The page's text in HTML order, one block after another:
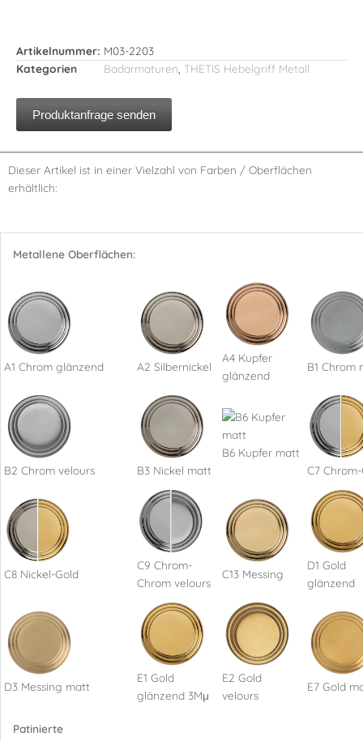
Artikelnummer: M03-2203
Kategorien
Badarmaturen, THETIS Hebelgriff Metall
Produktanfrage senden
Dieser Artikel ist in einer Vielzahl von Farben / Oberflächen
erhältlich:
Metallene Oberflächen:
A1 Chrom glänzend A2 Silbernickel
A4 Kupfer
glänzend
B1 Chrom
B2 Chrom velours B3 Nickel matt
B6 Kupfer matt
C7
C8 Nickel-Gold
C9 Chrom-
Chrom velours
C13 Messing
D1 Gold
glänzend
D3 Messing matt
E1 Gold
glänzend 3Mμ
E2 Gold
velours
E7 Gold
Patinierte